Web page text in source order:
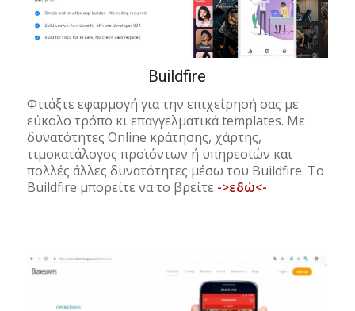
Buildfire
Φτιάξτε εφαρμογή για την επιχείρησή σας με
εύκολο τρόπο κι επαγγελματικά templates. Με
δυνατότητες Online κράτησης, χάρτης,
τιμοκατάλογος προϊόντων ή υπηρεσιών και
πολλές άλλες δυνατότητες μέσω του Buildfire. Το
Buildfire μπορείτε να το βρείτε ->εδώ<-